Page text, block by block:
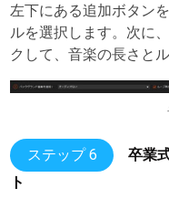
左下にある追加ボタン
ルを選択します。次に
クして、音楽の長さと
ステップ 6
卒業
ト